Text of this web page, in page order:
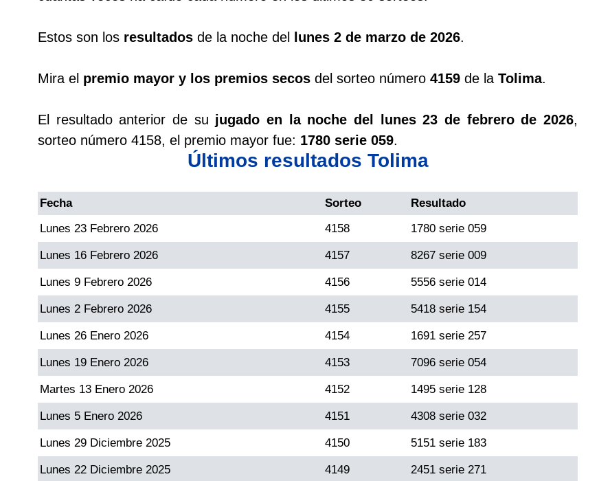
Estos son los resultados de la noche del lunes 2 de marzo de 2026.
Mira el premio mayor y los premios secos del sorteo número 4159 de la Tolima.
El resultado anterior de su jugado en la noche del lunes 23 de febrero de 2026,
sorteo número 4158, el premio mayor fue: 1780 serie 059.
Últimos resultados Tolima
Fecha Sorteo
Resultado
Lunes 23 Febrero 2026
4158 1780 serie 059
Lunes 16 Febrero 2026 4157 8267 serie 009
Lunes 9 Febrero 2026 4156 5556 serie 014
Lunes 2 Febrero 2026 4155 5418 serie 154
Lunes 26 Enero 2026 4154 1691 serie 257
Lunes 19 Enero 2026 4153 7096 serie 054
Martes 13 Enero 2026 4152 1495 serie 128
Lunes 5 Enero 2026 4151 4308 serie 032
Lunes 29 Diciembre 2025 4150 5151 serie 183
Lunes 22 Diciembre 2025 4149 2451 serie 271